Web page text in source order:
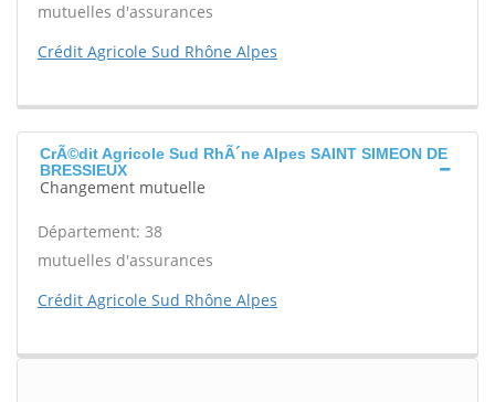
mutuelles d'assurances
Crédit Agricole Sud Rhône Alpes
CrÃ©dit Agricole Sud RhÃ´ne Alpes SAINT SIMEON DE
BRESSIEUX
Changement mutuelle
Département: 38
mutuelles d'assurances
Crédit Agricole Sud Rhône Alpes